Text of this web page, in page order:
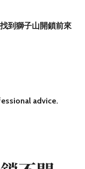
到獅子山開鎖前來
advice.